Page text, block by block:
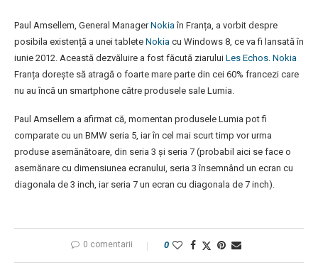
Paul Amsellem, General ManagerNokiaîn Franța, a vorbit despre
posibila existență a unei tablete Nokia cu Windows 8, ce va fi lansată în
iunie 2012. Această dezvăluire a fost făcută ziarului Les Echos. Nokia
Franța dorește să atragă o foarte mare parte din cei 60% francezi care
nu au încă un smartphone către produsele sale Lumia.
Paul Amsellem a afirmat că, momentan produsele Lumia pot fi
comparate cu un BMW seria 5, iar în cel mai scurt timp vor urma
produse asemănătoare, din seria 3 și seria 7 (probabil aici se face o
asemănare cu dimensiunea ecranului, seria 3 însemnând un ecran cu
diagonala de 3 inch, iar seria 7 un ecran cu diagonala de 7 inch).
0 comentarii 0